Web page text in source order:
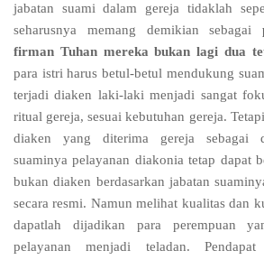
jabatan suami dalam gereja tidaklah
seharusnya memang demikian sebagai
firman Tuhan mereka bukan lagi dua
para istri harus betul-betul mendukung
terjadi diaken laki-laki menjadi sangat
ritual gereja, sesuai kebutuhan gereja.
diaken yang diterima gereja sebagai
suaminya pelayanan diakonia tetap dapat
bukan diaken berdasarkan jabatan
secara resmi. Namun melihat kualitas dan
dapatlah dijadikan para perempuan
pelayanan menjadi teladan.